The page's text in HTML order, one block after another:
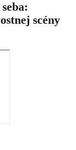
scény